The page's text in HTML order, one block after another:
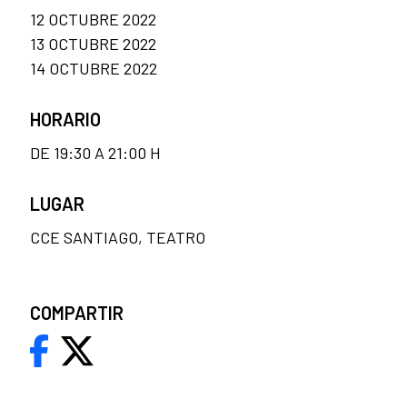
12 OCTUBRE 2022
13 OCTUBRE 2022
14 OCTUBRE 2022
HORARIO
DE 19:30 A 21:00 H
LUGAR
CCE SANTIAGO, TEATRO
COMPARTIR